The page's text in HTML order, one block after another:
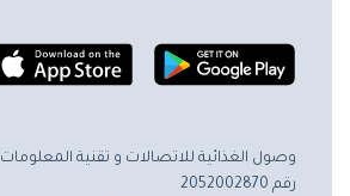
وصول الغذائية للاتصالات و تقنية المعلومات
رقم 2052002870